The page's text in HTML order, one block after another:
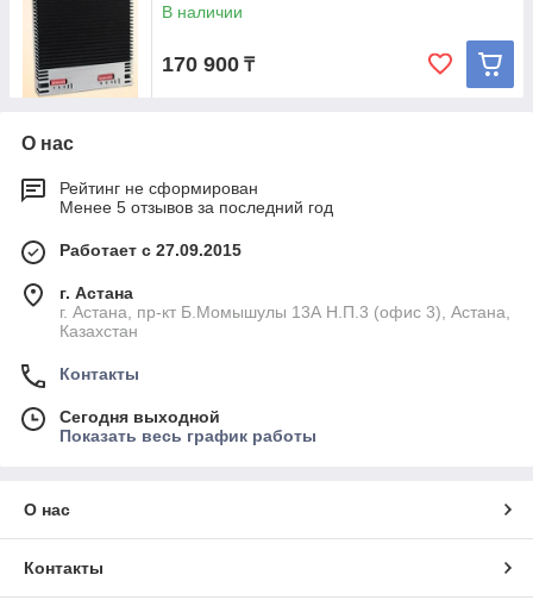
В наличии
170 900 ₸
О нас
Рейтинг не сформирован
Менее 5 отзывов за последний год
Работает с 27.09.2015
г. Астана
г. Астана, пр-кт Б.Момышулы 13А Н.П.3 (офис 3), Астана,
Казахстан
Контакты
Сегодня выходной
Показать весь график работы
О нас
Контакты